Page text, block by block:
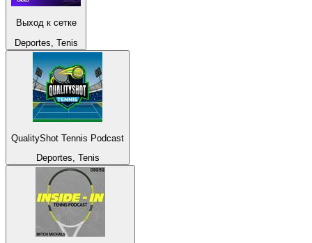
Выход к сетке
Deportes, Tenis
QualityShot Tennis Podcast
Deportes, Tenis